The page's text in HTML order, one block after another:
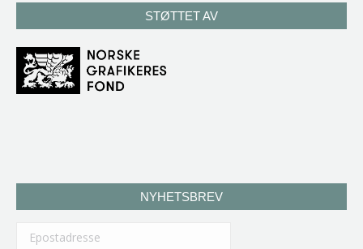
STØTTET AV
NYHETSBREV